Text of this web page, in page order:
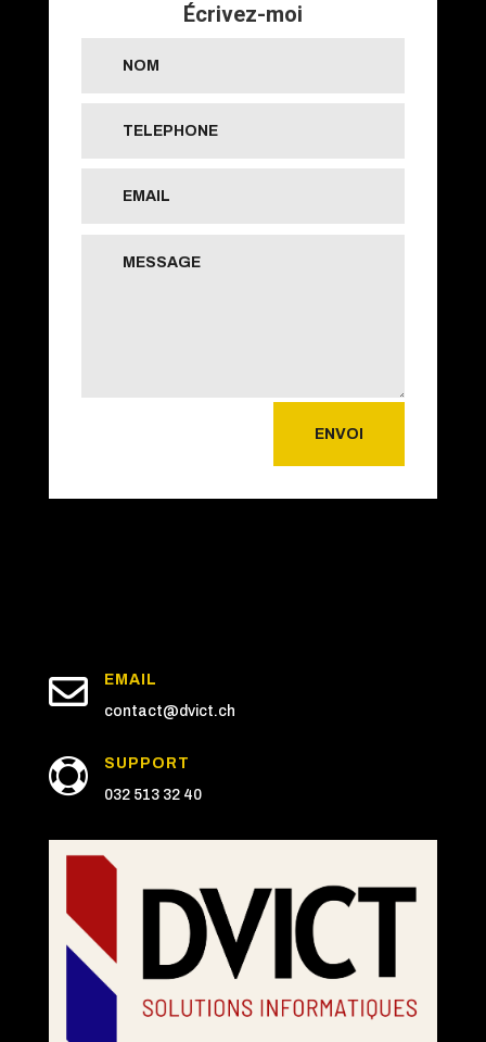
Écrivez-moi
ENVOI

EMAIL
contact@dvict.ch

SUPPORT
032 513 32 40